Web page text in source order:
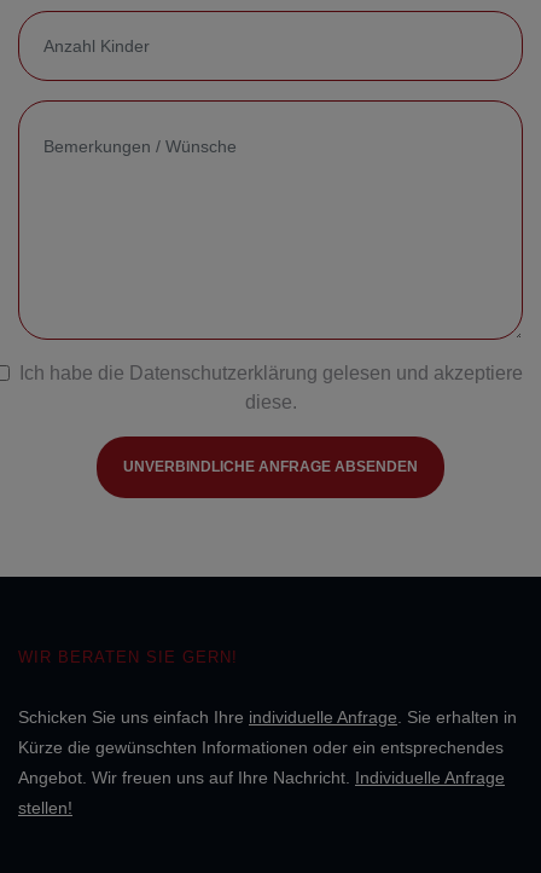
Ich habe die Datenschutzerklärung gelesen und akzeptiere
diese.
UNVERBINDLICHE ANFRAGE ABSENDEN
WIR BERATEN SIE GERN!
Schicken Sie uns einfach Ihre individuelle Anfrage . Sie erhalten in
Kürze die gewünschten Informationen oder ein entsprechendes
Angebot. Wir freuen uns auf Ihre Nachricht. Individuelle Anfrage
stellen!